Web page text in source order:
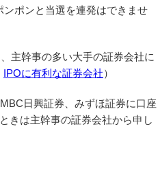
ポンと当選を連発はできませ
主幹事の多い大手の証券会社に
IPOに有利な証券会社）
日興証券、みずほ証券に口座
きは主幹事の証券会社から申し